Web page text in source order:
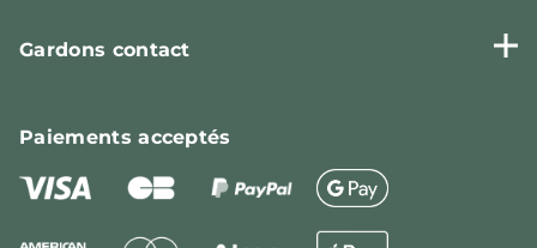
Gardons contact
Paiementsacceptés